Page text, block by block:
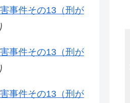
事件その13（刑が
事件その13（刑が
事件その13（刑が